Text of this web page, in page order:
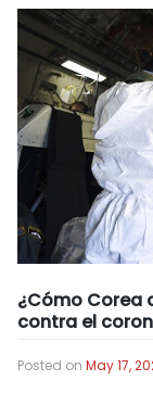
¿Cómo Corea
contra el
Posted on May 17,